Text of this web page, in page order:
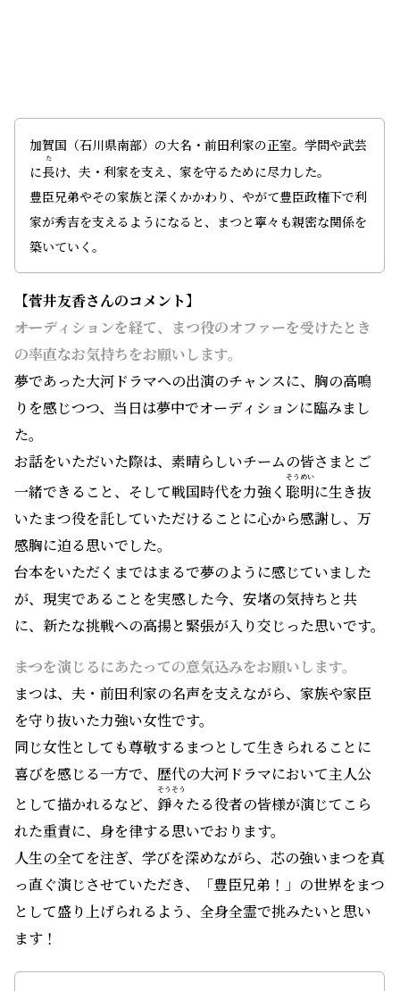
加賀国（石川県南部）の大名・前田利家の正室。学問や武芸
に長
た
け、夫・利家を支え、家を守るために尽力した。
豊臣兄弟やその家族と深くかかわり、やがて豊臣政権下で利
家が秀吉を支えるようになると、まつと寧々も親密な関係を
築いていく。
【菅井友香さんのコメント】
――オーディションを経て、まつ役のオファーを受けたとき
の率直なお気持ちをお願いします。
夢であった大河ドラマへの出演のチャンスに、胸の高鳴
りを感じつつ、当日は夢中でオーディションに臨みまし
た。
お話をいただいた際は、素晴らしいチームの皆さまとご
一緒できること、そして戦国時代を力強く 聡明
そうめい
に生き抜
いたまつ役を託していただけることに心から感謝し、万
感胸に迫る思いでした。
台本をいただくまではまるで夢のように感じていました
が、現実であることを実感した今、安堵の気持ちと共
に、新たな挑戦への高揚と緊張が入り交じった思いです。
――まつを演じるにあたっての意気込みをお願いします。
まつは、夫・前田利家の名声を支えながら、家族や家臣
を守り抜いた力強い女性です。
同じ女性としても尊敬するまつとして生きられることに
喜びを感じる一方で、歴代の大河ドラマにおいて主人公
として描かれるなど、 錚々
そうそう
たる役者の皆様が演じてこら
れた重責に、身を律する思いでおります。
人生の全てを注ぎ、学びを深めながら、芯の強いまつを真
っ直ぐ演じさせていただき、「豊臣兄弟！」の世界をまつ
として盛り上げられるよう、全身全霊で挑みたいと思い
ます！